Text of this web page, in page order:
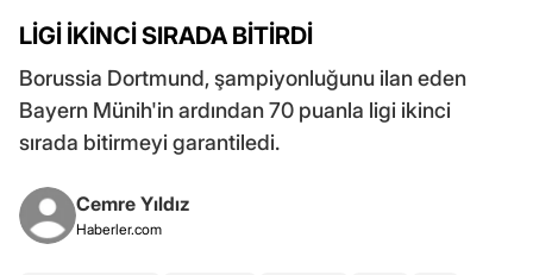
LİGİ İKİNCİ SIRADA BİTİRDİ
Borussia Dortmund, şampiyonluğunu ilan eden
Bayern Münih'in ardından 70 puanla ligi ikinci
sırada bitirmeyi garantiledi.
Cemre Yıldız
Haberler.com